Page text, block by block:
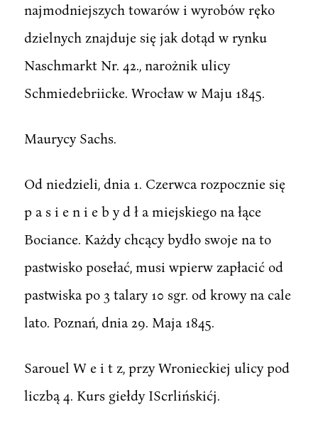
najmodniejszych towarów i wyrobów ręko
dzielnych znajduje się jak dotąd w rynku
Naschmarkt Nr. 42., narożnik ulicy
Schmiedebriicke. Wrocław w Maju 1845.
Maurycy Sachs.
Od niedzieli, dnia 1. Czerwca rozpocznie się
p a s i e n i e b y d ł a miejskiego na łące
Bociance. Każdy chcący bydło swoje na to
pastwisko posełać, musi wpierw zapłacić od
pastwiska po 3 talary 10 sgr. od krowy na cale
lato. Poznań, dnia 29. Maja 1845.
Sarouel W e i t z, przy Wronieckiej ulicy pod
liczbą 4. Kurs giełdy IScrlińskićj.